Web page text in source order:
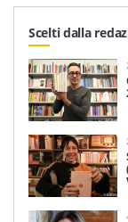
Scelti dalla